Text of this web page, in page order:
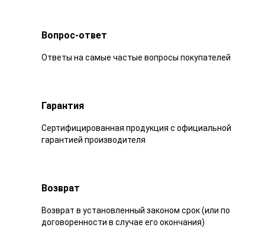
Вопрос-ответ
Ответы на самые частые вопросы покупателей
Гарантия
Сертифицированная продукция с официальной
гарантией производителя
Возврат
Возврат в установленный законом срок (или по
договоренности в случае его окончания)